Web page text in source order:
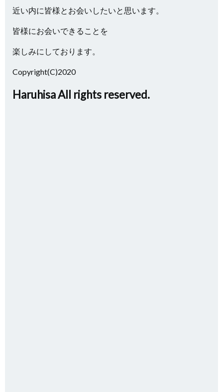
近い内に皆様とお会いしたいと思います。
皆様にお会いできることを
楽しみにしております。
Copyright(C)2020
Haruhisa All rights reserved.